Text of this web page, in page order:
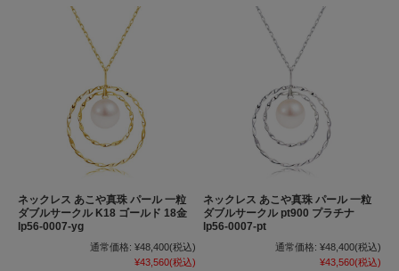
ネックレス あこや真珠 パール 一粒
ダブルサークル K18 ゴールド 18金
lp56-0007-yg
通常価格: ¥48,400(税込)
¥43,560(税込)
ネックレス あこや真珠 パール 一粒
ダブルサークル pt900 プラチナ
lp56-0007-pt
通常価格: ¥48,400(税込)
¥43,560(税込)